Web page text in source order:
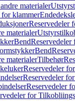
materialer
for klammer
Reservedeler
materialer
BendReservedeler
Bend
materialerTilbehør
Reservedeler
Reservedeler
Reservedeler
for